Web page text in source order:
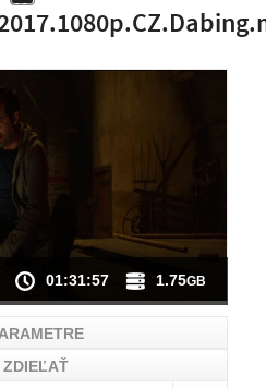
VIDEA
K DISPOZÍCII
01:31:57 1.75GB
ZDIEĽAŤ